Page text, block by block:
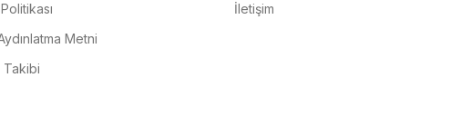
Metni
Takibi
İletişim